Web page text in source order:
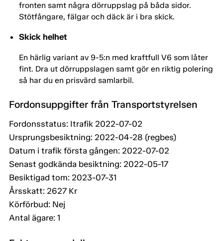
fronten samt några dörruppslag på båda sidor.
Stötfångare, fälgar och däck är i bra skick.
Skick helhet
En härlig variant av 9-5:n med kraftfull V6 som låter
fint. Dra ut dörruppslagen samt gör en riktig polering
så har du en prisvärd samlarbil.
Fordonsuppgifter från Transportstyrelsen
Fordonsstatus: Itrafik 2022-07-02
Ursprungsbesiktning: 2022-04-28 (regbes)
Datum i trafik första gången: 2022-07-02
Senast godkända besiktning: 2022-05-17
Besiktigad tom: 2023-07-31
Årsskatt: 2627 Kr
Körförbud: Nej
Antal ägare: 1